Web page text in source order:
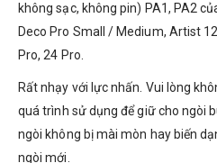
không sạc, không pin) PA1, PA2
Deco Pro Small / Medium, Artist
Pro, 24 Pro.
Rất nhạy với lực nhấn. Vui lòng
quá trình sử dụng để giữ cho ngòi
ngòi không bị mài mòn hay biến
ngòi mới.